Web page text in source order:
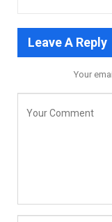
Leave A Reply
Your